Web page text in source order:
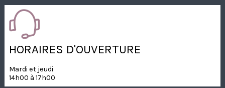
HORAIRES D'OUVERTURE
Mardi et jeudi
14h00 à 17h00